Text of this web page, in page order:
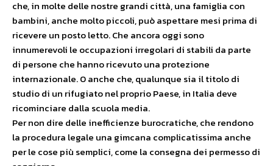
che, in molte delle nostre grandi città, una famiglia con
bambini, anche molto piccoli, può aspettare mesi prima di
ricevere un posto letto. Che ancora oggi sono
innumerevoli le occupazioni irregolari di stabili da parte
di persone che hanno ricevuto una protezione
internazionale. 0 anche che, qualunque sia il titolo di
studio di un rifugiato nel proprio Paese, in Italia deve
ricominciare dalla scuola media.
Per non dire delle inefficienze burocratiche, che rendono
la procedura legale una gimcana complicatissima anche
per le cose più semplici, come la consegna dei permesso di